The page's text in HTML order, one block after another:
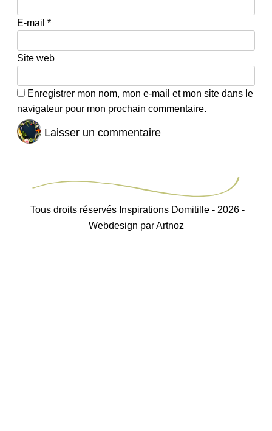
E-mail *
Site web
Enregistrer mon nom, mon e-mail et mon site dans le
navigateur pour mon prochain commentaire.
Tous droits réservés Inspirations Domitille - 2026 -
Webdesign par Artnoz